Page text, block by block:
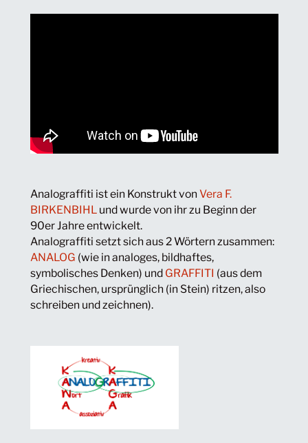
Analograffiti ist ein Konstrukt von Vera F.
BIRKENBIHLund wurde von ihr zu Beginn der
90er Jahre entwickelt.
Analograffiti setzt sich aus 2 Wörtern zusammen:
ANALOG (wie in analoges, bildhaftes,
symbolisches Denken) und GRAFFITI (aus dem
Griechischen, ursprünglich (in Stein) ritzen, also
schreiben und zeichnen).